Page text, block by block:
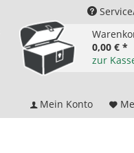
0,00 € *
zur
Mein Konto